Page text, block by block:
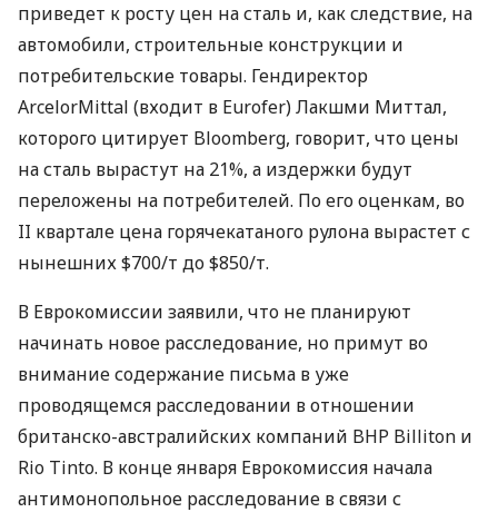
приведет к росту цен на сталь и, как следствие, на
автомобили, строительные конструкции и
потребительские товары. Гендиректор
ArcelorMittal (входит в Eurofer) Лакшми Миттал,
которого цитирует Bloomberg, говорит, что цены
на сталь вырастут на 21%, а издержки будут
переложены на потребителей. По его оценкам, во
II квартале цена горячекатаного рулона вырастет с
нынешних $700/т до $850/т.
В Еврокомиссии заявили, что не планируют
начинать новое расследование, но примут во
внимание содержание письма в уже
проводящемся расследовании в отношении
британско-австралийских компаний BHP Billiton и
Rio Tinto. В конце января Еврокомиссия начала
антимонопольное расследование в связи с